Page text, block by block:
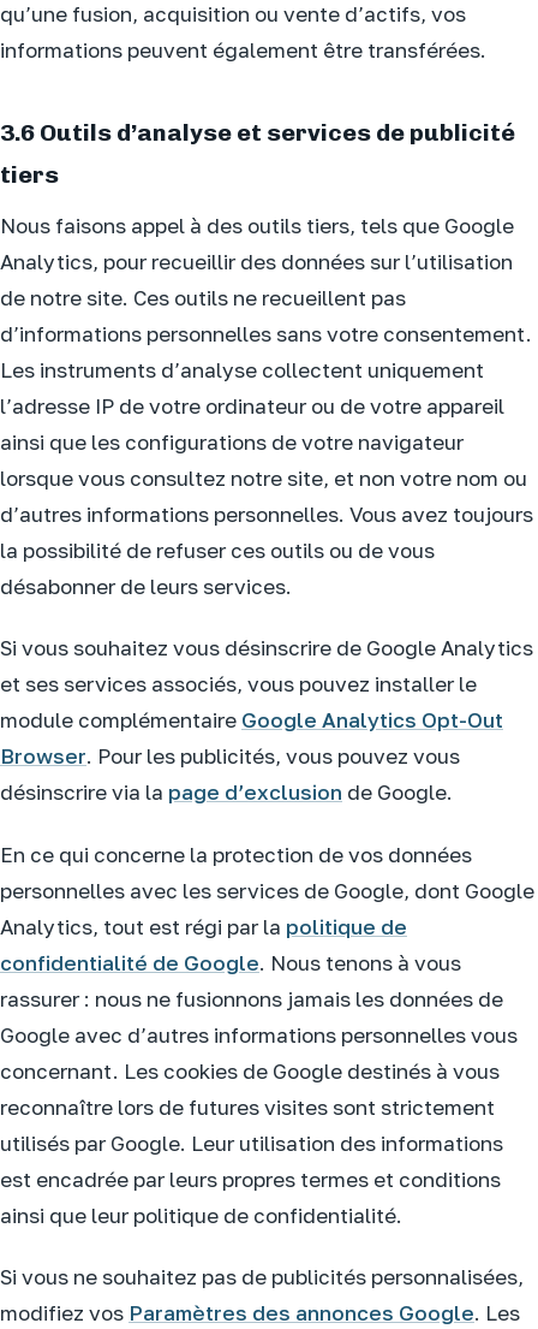
qu’une fusion, acquisition ou vente d’actifs, vos
informations peuvent également être transférées.
3.6 Outils d’analyse et services de publicité
tiers
Nous faisons appel à des outils tiers, tels que Google
Analytics, pour recueillir des données sur l’utilisation
de notre site. Ces outils ne recueillent pas
d’informations personnelles sans votre consentement.
Les instruments d’analyse collectent uniquement
l’adresse IP de votre ordinateur ou de votre appareil
ainsi que les configurations de votre navigateur
lorsque vous consultez notre site, et non votre nom ou
d’autres informations personnelles. Vous avez toujours
la possibilité de refuser ces outils ou de vous
désabonner de leurs services.
Si vous souhaitez vous désinscrire de Google Analytics
et ses services associés, vous pouvez installer le
module complémentaire Google Analytics Opt-Out
Browser. Pour les publicités, vous pouvez vous
désinscrire via la page d’exclusion de Google.
En ce qui concerne la protection de vos données
personnelles avec les services de Google, dont Google
Analytics, tout est régi par la politique de
confidentialité de Google. Nous tenons à vous
rassurer : nous ne fusionnons jamais les données de
Google avec d’autres informations personnelles vous
concernant. Les cookies de Google destinés à vous
reconnaître lors de futures visites sont strictement
utilisés par Google. Leur utilisation des informations
est encadrée par leurs propres termes et conditions
ainsi que leur politique de confidentialité.
Si vous ne souhaitez pas de publicités personnalisées,
modifiez vos Paramètres des annonces Google. Les